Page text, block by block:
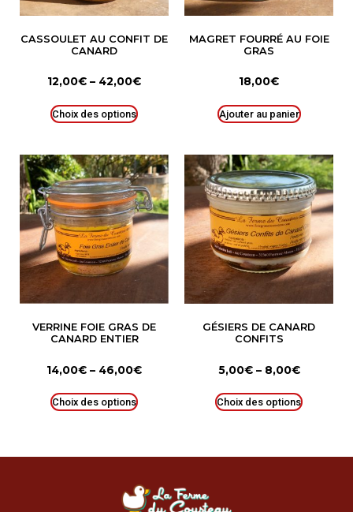
CASSOULET AU CONFIT DE
CANARD
12,00€ – 42,00€
Choix des options
MAGRET FOURRÉ AU FOIE
GRAS
18,00€
Ajouter au panier
VERRINE FOIE GRAS DE
CANARD ENTIER
14,00€ – 46,00€
Choix des options
GÉSIERS DE CANARD
CONFITS
5,00€– 8,00€
Choix des options